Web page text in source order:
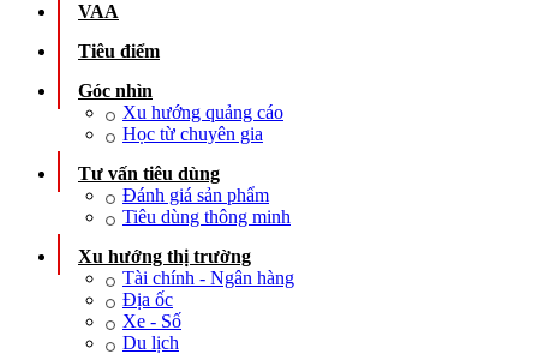
VAA
Tiêu điểm
Góc nhìn
Xu hướng quảng cáo
Học từ chuyên gia
Tư vấn tiêu dùng
Đánh giá sản phẩm
Tiêu dùng thông minh
Xu hướng thị trường
Tài chính - Ngân hàng
Địa ốc
Xe - Số
Du lịch